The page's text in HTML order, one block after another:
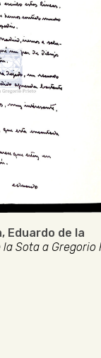
Eduardo de la
Sota a Gregorio